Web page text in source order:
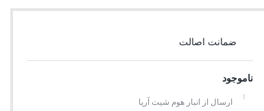
ضمانت اصالت
ناموجود
ارسال از انبار هوم شیت آریا